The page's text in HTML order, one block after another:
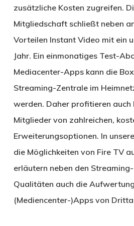
zusätzliche Kosten zugreifen.
Mitgliedschaft schließt neben
Vorteilen Instant Video mit ein
Jahr. Ein einmonatiges Test-
Mediacenter-Apps kann die
Streaming-Zentrale im
werden. Daher profitieren auch
Mitglieder von zahlreichen,
Erweiterungsoptionen. In
die Möglichkeiten von Fire TV
erläutern neben den
Qualitäten auch die
(Mediencenter-)Apps von